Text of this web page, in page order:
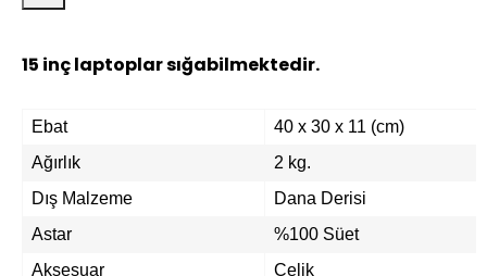
15 inç laptoplar sığabilmektedir.
Ebat
40 x 30 x 11 (cm)
Ağırlık
2 kg.
Dış Malzeme
Dana Derisi
Astar
%100 Süet
Aksesuar
Çelik